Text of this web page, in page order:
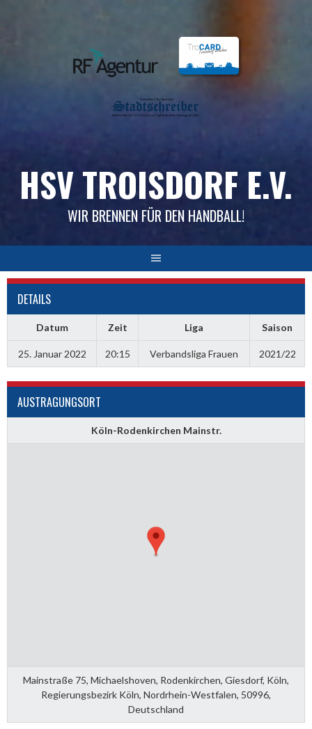
HSV TROISDORF E.V.
WIR BRENNEN FÜR DEN HANDBALL!
DETAILS
Datum Zeit Liga Saison
25. Januar 2022 20:15 Verbandsliga Frauen 2021/22
AUSTRAGUNGSORT
Köln-Rodenkirchen Mainstr.
Mainstraße 75, Michaelshoven, Rodenkirchen, Giesdorf, Köln,
Regierungsbezirk Köln, Nordrhein-Westfalen, 50996,
Deutschland